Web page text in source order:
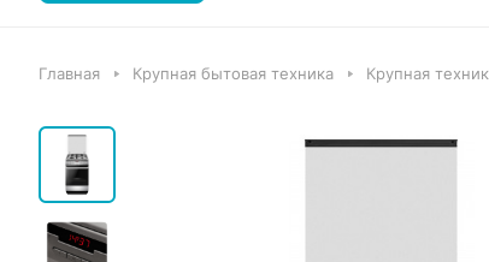
Главная Крупная бытовая техника Крупная